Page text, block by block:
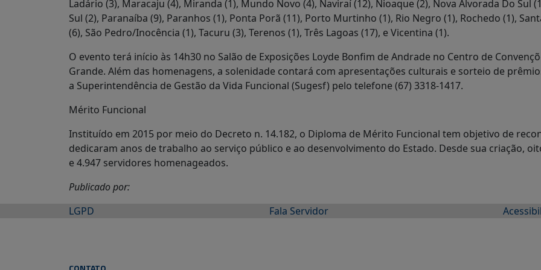
Ladário (3), Maracaju (4), Miranda (1), Mundo Novo (4), Naviraí (12), Nioaque (2), Nova Alvorada Do Sul
Sul (2), Paranaíba (9), Paranhos (1), Ponta Porã (11), Porto Murtinho (1), Rio Negro (1), Rochedo (1),
(6), São Pedro/Inocência (1), Tacuru (3), Terenos (1), Três Lagoas (17), e Vicentina (1).
O evento terá início às 14h30 no Salão de Exposições Loyde Bonfim de Andrade no Centro de
Grande. Além das homenagens, a solenidade contará com apresentações culturais e sorteio de
a Superintendência de Gestão da Vida Funcional (Sugesf) pelo telefone (67) 3318-1417.
Mérito Funcional
Instituído em 2015 por meio do Decreto n. 14.182, o Diploma de Mérito Funcional tem objetivo de
dedicaram anos de trabalho ao serviço público e ao desenvolvimento do Estado. Desde sua criação,
e 4.947 servidores homenageados.
Publicado por:
LGPD
Fala Servidor